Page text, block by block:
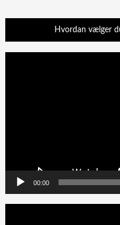
Hvordan vælger
00:00